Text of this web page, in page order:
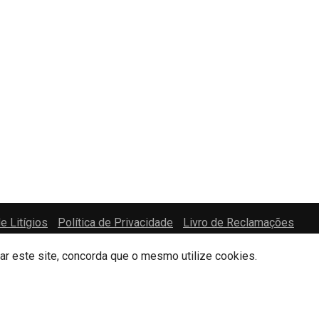
este site, concorda que o mesmo utilize cookies.
Litígios Política de Privacidade Livro de Reclamações